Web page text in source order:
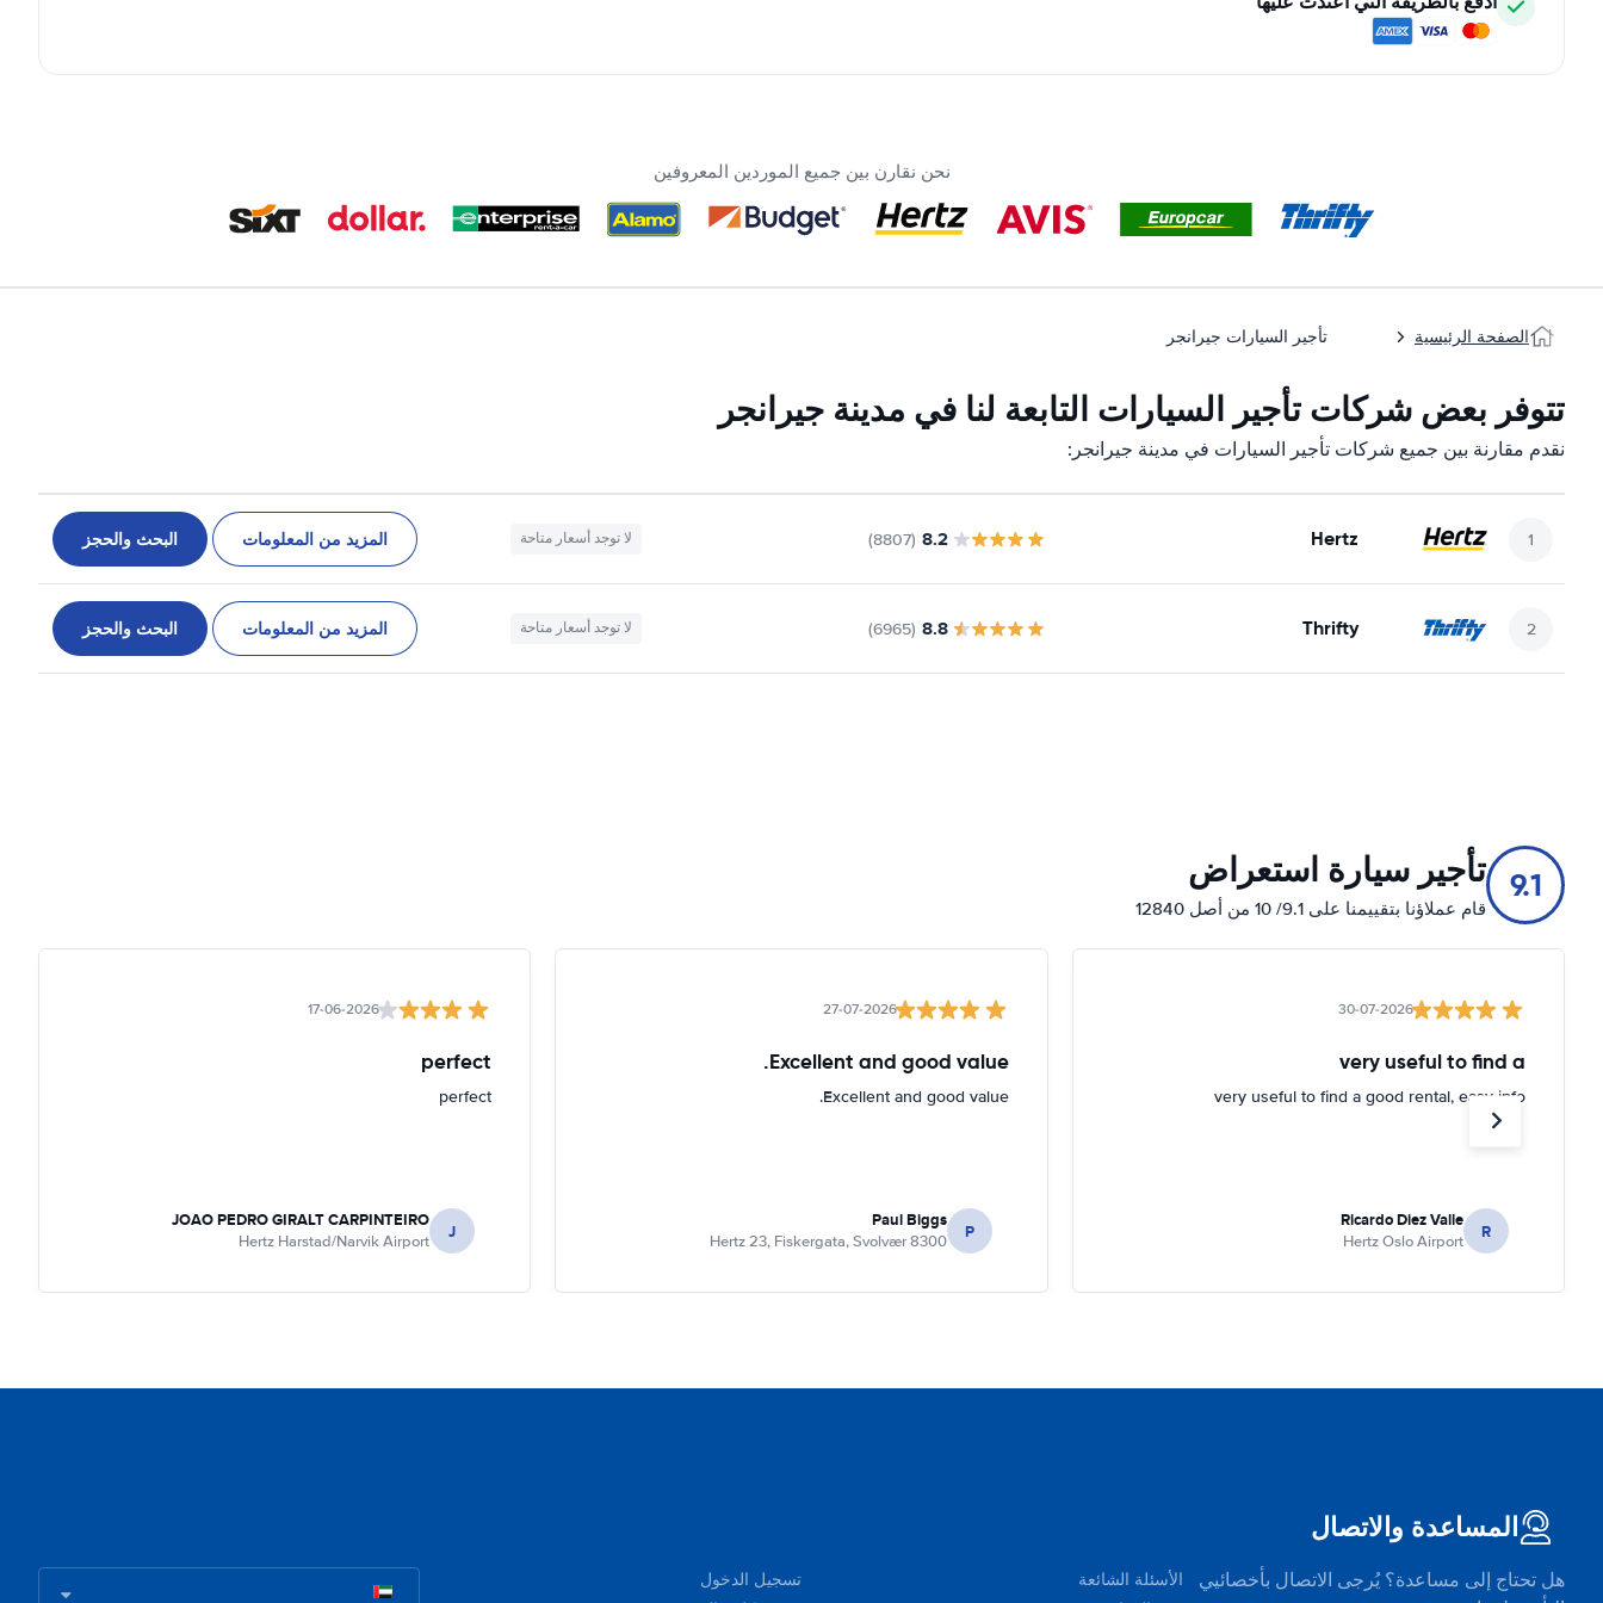
نحن نقارن بين جميع الموردين المعروفين
الصفحة الرئيسية تأجير السيارات جيرانجر
تتوفر بعض شركات تأجير السيارات التابعة لنا في مدينة جيرانجر
نقدم مقارنة بين جميع شركات تأجير السيارات في مدينة جيرانجر:
Hertz
8.2
(8807) لا توجد أسعار متاحة المزيد من المعلومات البحث والحجز
Thrifty
8.8
(6965) لا توجد أسعار متاحة المزيد من المعلومات البحث والحجز
9.1 تأجير سيارة استعراض
قام عملاؤنا بتقييمنا على 9.1/ 10 من أصل 12840
30-07-2026
very useful to find a
very useful to find a good rental, easy info
R
Ricardo Diez Valle
Hertz Oslo Airport
27-07-2026
Excellent and good value.
Excellent and good value.
P
Paul Biggs
Hertz 23, Fiskergata, Svolvær 8300
17-06-2026
perfect
perfect
J
JOAO PEDRO GIRALT CARPINTEIRO
Hertz Harstad/Narvik Airport
المساعدة والاتصال
هل تحتاج إلى مساعدة؟ يُرجى الاتصال بأخصائيي
الأسئلة الشائعة
تسجيل الدخول